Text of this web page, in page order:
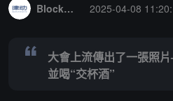
BlockBeats
2025-04-08
大會上流傳出了一張照
並喝“交杯酒”